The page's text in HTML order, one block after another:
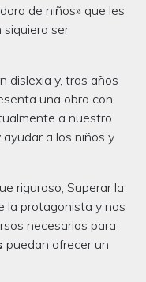
de niños» que les
siquiera ser
dislexia y, tras años
una obra con
a nuestro
a los niños y
riguroso, Superar la
la protagonista y nos
necesarios para
puedan ofrecer un